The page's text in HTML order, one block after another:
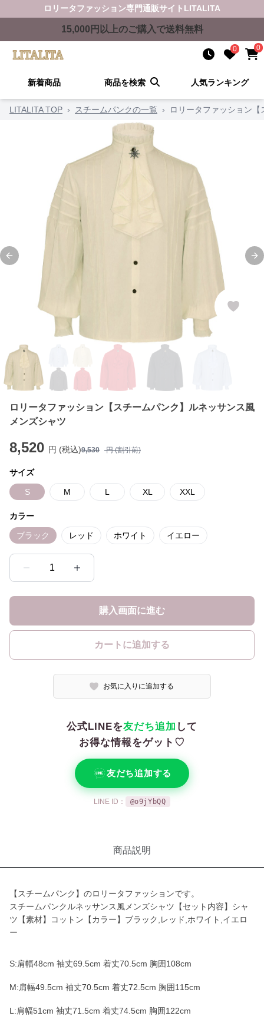
ロリータファッション専門通販サイト LITALITA
15,000 円以上のご購入で送料無料
0 0
新着商品 商品を検索 人気ランキング
LITALITA TOP › スチームパンクの一覧 › ロリータファッション
Previous slide
ロリータファッション【スチームパンク】ルネッサンス風
メンズシャツ
8,520 円 (税込)9,530 円 (割引前)
サイズ
S M L XL XXL
カラー
ブラック レッド ホワイト イエロー
1
購入画面に進む
カートに追加する
お気に入りに追加する
公式LINEを友だち追加 して
お得な情報をゲット♡
友だち追加する
LINE ID： @o9jYbQQ
商品説明
【スチームパンク】のロリータファッションです。
スチームパンクルネッサンス風メンズシャツ【セット内容】シャ
ツ【素材】コットン【カラー】ブラック,レッド,ホワイト,イエロ
ー
S:肩幅48cm 袖丈69.5cm 着丈70.5cm 胸囲108cm
M:肩幅49.5cm 袖丈70.5cm 着丈72.5cm 胸囲115cm
L:肩幅51cm 袖丈71.5cm 着丈74.5cm 胸囲122cm